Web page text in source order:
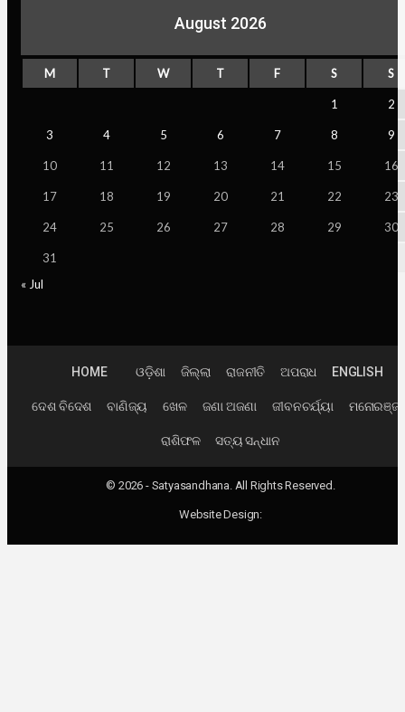
August 2026
M T W T F S S
1 2
3 4 5 6 7 8 9
10 11 12 13 14 15 16
17 18 19 20 21 22 23
24 25 26 27 28 29 30
31
« Jul
HOME ଓଡ଼ିଶା ଜିଲ୍ଲା ରାଜନୀତି ଅପରାଧ ENGLISH
ଦେଶ ବିଦେଶ ବାଣିଜ୍ୟ ଖେଳ ଜଣା ଅଜଣା ଜୀବନଚର୍ଯ୍ୟା
ରାଶିଫଳ ସତ୍ୟ ସନ୍ଧାନ
© 2026 - Satyasandhana. All Rights Reserved.
Website Design: